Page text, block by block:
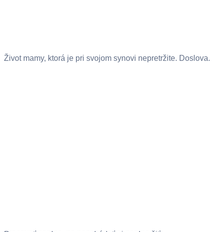
Život mamy, ktorá je pri svojom synovi nepretržite. Doslova.